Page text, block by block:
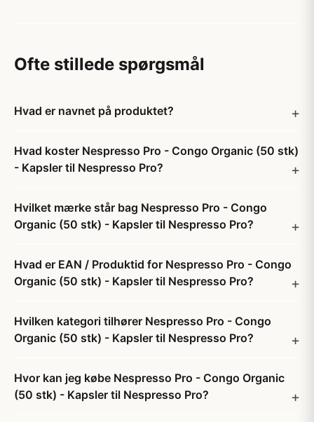
Ofte stillede spørgsmål
Hvad er navnet på produktet?
Hvad koster Nespresso Pro - Congo Organic (50 stk)
- Kapsler til Nespresso Pro?
Hvilket mærke står bag Nespresso Pro - Congo
Organic (50 stk) - Kapsler til Nespresso Pro?
Hvad er EAN / Produktid for Nespresso Pro - Congo
Organic (50 stk) - Kapsler til Nespresso Pro?
Hvilken kategori tilhører Nespresso Pro - Congo
Organic (50 stk) - Kapsler til Nespresso Pro?
Hvor kan jeg købe Nespresso Pro - Congo Organic
(50 stk) - Kapsler til Nespresso Pro?